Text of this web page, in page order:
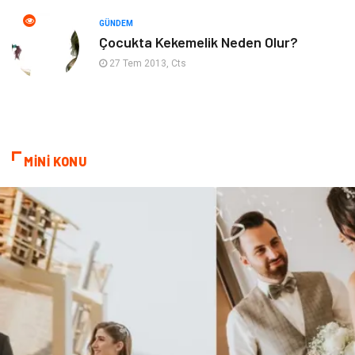
Kanser
Bakım Aksesuar
Sağlık Haberleri Blogroll
Spor Malzemeleri Hediyelik Eşya
Kültür Acil ve İlkyardım
GÜNDEM
Çocukta Kekemelik Neden Olur?
27 Tem 2013, Cts
MİNİ KONU